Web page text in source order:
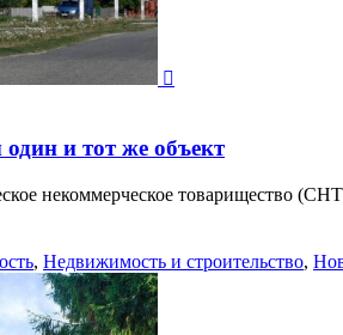

и тот же объект
некоммерческое товарищество
, Недвижимость и строительство,